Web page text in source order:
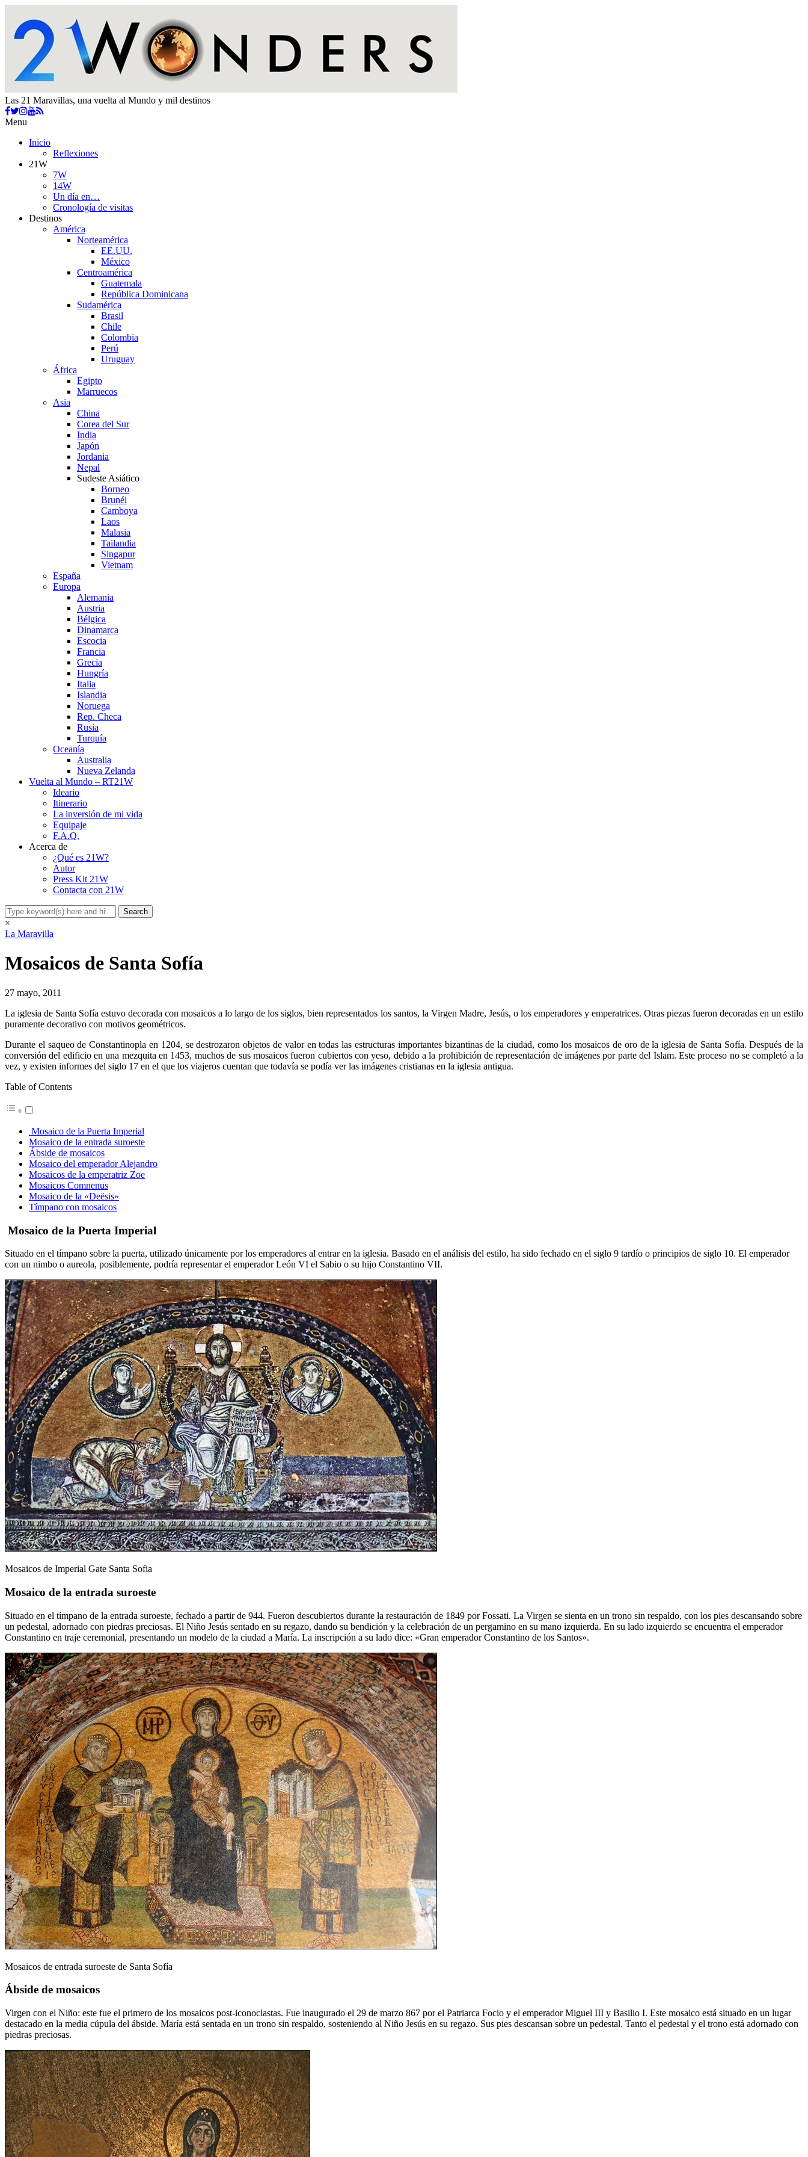
Las 21 Maravillas, una vuelta al Mundo y mil destinos
Menu
Inicio
Reflexiones
21W
7W
14W
Un día en…
Cronología de visitas
Destinos
América
Norteamérica
EE.UU.
México
Centroamérica
Guatemala
República Dominicana
Sudamérica
Brasil
Chile
Colombia
Perú
Uruguay
África
Egipto
Marruecos
Asia
China
Corea del Sur
India
Japón
Jordania
Nepal
Sudeste Asiático
Borneo
Brunéi
Camboya
Laos
Malasia
Tailandia
Singapur
Vietnam
España
Europa
Alemania
Austria
Bélgica
Dinamarca
Escocia
Francia
Grecia
Hungría
Italia
Islandia
Noruega
Rep. Checa
Rusia
Turquía
Oceanía
Australia
Nueva Zelanda
Vuelta al Mundo – RT21W
Ideario
Itinerario
La inversión de mi vida
Equipaje
F.A.Q.
Acerca de
¿Qué es 21W?
Autor
Press Kit 21W
Contacta con 21W
×
La Maravilla
Mosaicos de Santa Sofía
27 mayo, 2011
La iglesia de Santa Sofía estuvo decorada con mosaicos a lo largo de los siglos, bien representados los santos, la Virgen Madre, Jesús, o los emperadores y emperatrices. Otras piezas fueron decoradas en un estilo
puramente decorativo con motivos geométricos.
Durante el saqueo de Constantinopla en 1204, se destrozaron objetos de valor en todas las estructuras importantes bizantinas de la ciudad, como los mosaicos de oro de la iglesia de Santa Sofía. Después de la
conversión del edificio en una mezquita en 1453, muchos de sus mosaicos fueron cubiertos con yeso, debido a la prohibición de representación de imágenes por parte del Islam. Este proceso no se completó a la
vez, y existen informes del siglo 17 en el que los viajeros cuentan que todavía se podía ver las imágenes cristianas en la iglesia antigua.
Table of Contents
Mosaico de la Puerta Imperial
Mosaico de la entrada suroeste
Ábside de mosaicos
Mosaico del emperador Alejandro
Mosaicos de la emperatriz Zoe
Mosaicos Comnenus
Mosaico de la «Deësis»
Tímpano con mosaicos
Mosaico de la Puerta Imperial
Situado en el tímpano sobre la puerta, utilizado únicamente por los emperadores al entrar en la iglesia. Basado en el análisis del estilo, ha sido fechado en el siglo 9 tardío o principios de siglo 10. El emperador
con un nimbo o aureola, posiblemente, podría representar el emperador León VI el Sabio o su hijo Constantino VII.
Mosaicos de Imperial Gate Santa Sofia
Mosaico de la entrada suroeste
Situado en el tímpano de la entrada suroeste, fechado a partir de 944. Fueron descubiertos durante la restauración de 1849 por Fossati. La Virgen se sienta en un trono sin respaldo, con los pies descansando sobre
un pedestal, adornado con piedras preciosas. El Niño Jesús sentado en su regazo, dando su bendición y la celebración de un pergamino en su mano izquierda. En su lado izquierdo se encuentra el emperador
Constantino en traje ceremonial, presentando un modelo de la ciudad a María. La inscripción a su lado dice: «Gran emperador Constantino de los Santos».
Mosaicos de entrada suroeste de Santa Sofía
Ábside de mosaicos
Virgen con el Niño: este fue el primero de los mosaicos post-iconoclastas. Fue inaugurado el 29 de marzo 867 por el Patriarca Focio y el emperador Miguel III y Basilio I. Este mosaico está situado en un lugar
destacado en la media cúpula del ábside. María está sentada en un trono sin respaldo, sosteniendo al Niño Jesús en su regazo. Sus pies descansan sobre un pedestal. Tanto el pedestal y el trono está adornado con
piedras preciosas.